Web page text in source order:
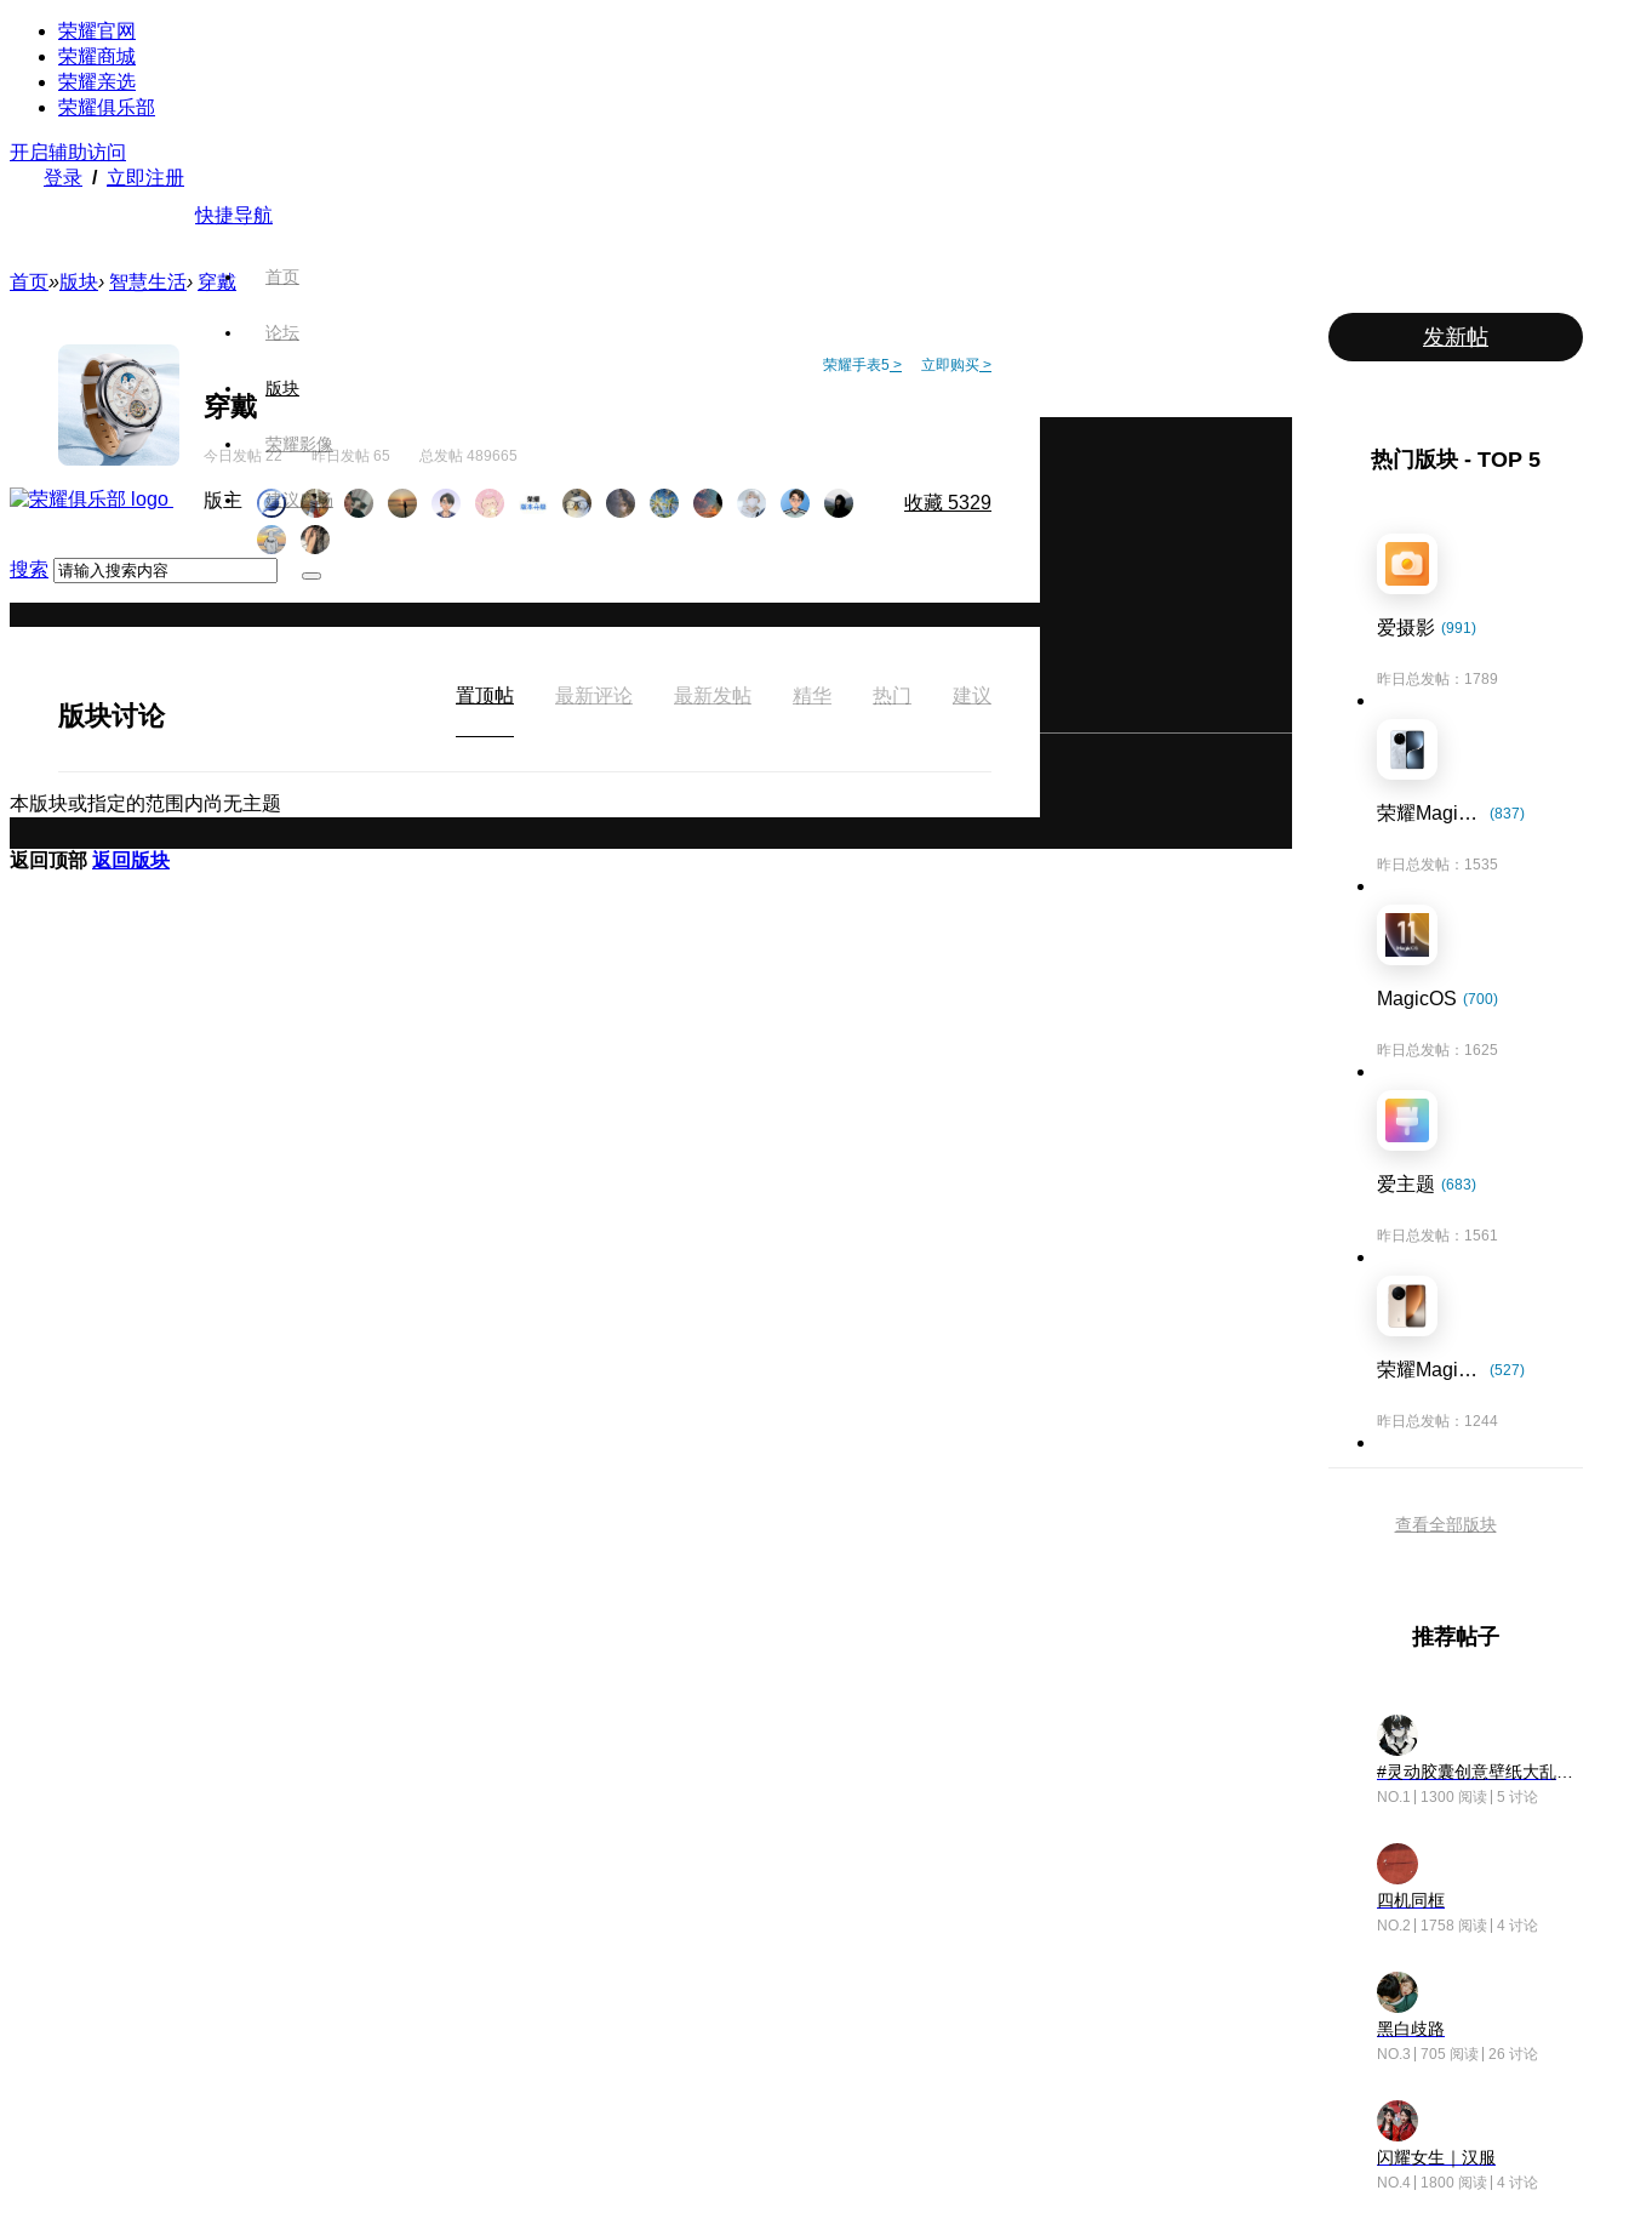
荣耀官网
荣耀商城
荣耀亲选
荣耀俱乐部
开启辅助访问
登录 / 立即注册
快捷导航
首页
论坛
版块
荣耀影像
建议广场
搜索
首页»版块› 智慧生活› 穿戴
穿戴
立即购买 >
荣耀手表5 >
今日发帖 22 昨日发帖 65 总发帖 489665
版主 收藏 5329
版块讨论
置顶帖 最新评论 最新发帖 精华 热门 建议
本版块或指定的范围内尚无主题
发新帖
热门版块 - TOP 5
爱摄影 (991)
昨日总发帖：1789
荣耀Magic7系列 (837)
昨日总发帖：1535
MagicOS (700)
昨日总发帖：1625
爱主题 (683)
昨日总发帖：1561
荣耀Magic8系列 (527)
昨日总发帖：1244
查看全部版块
推荐帖子
NO.1 1300 阅读 5 讨论
四机同框
NO.2 1758 阅读 4 讨论
黑白歧路
NO.3 705 阅读 26 讨论
闪耀女生｜汉服
NO.4 1800 阅读 4 讨论
返回顶部 返回版块